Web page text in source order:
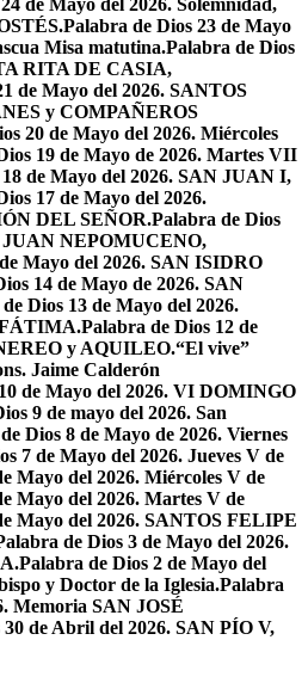
de Mayo del 2026. Solemnidad,
Palabra de Dios 23 de Mayo
Misa matutina.Palabra de Dios
RITA DE CASIA,
de Mayo del 2026. SANTOS
y COMPAÑEROS
20 de Mayo del 2026. Miércoles
19 de Mayo de 2026. Martes VII
de Mayo del 2026. SAN JUAN I,
17 de Mayo del 2026.
DEL SEÑOR.Palabra de Dios
JUAN NEPOMUCENO,
Mayo del 2026. SAN ISIDRO
14 de Mayo de 2026. SAN
Dios 13 de Mayo del 2026.
Palabra de Dios 12 de
y AQUILEO.“El vive”
Jaime Calderón
de Mayo del 2026. VI DOMINGO
9 de mayo del 2026. San
Dios 8 de Mayo de 2026. Viernes
7 de Mayo del 2026. Jueves V de
Mayo del 2026. Miércoles V de
Mayo del 2026. Martes V de
Mayo del 2026. SANTOS FELIPE
de Dios 3 de Mayo del 2026.
Palabra de Dios 2 de Mayo del
y Doctor de la Iglesia.Palabra
Memoria SAN JOSÉ
de Abril del 2026. SAN PÍO V,